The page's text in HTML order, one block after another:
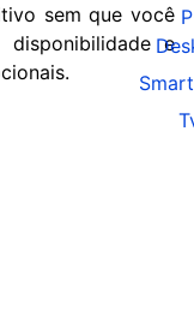
sem que você
e